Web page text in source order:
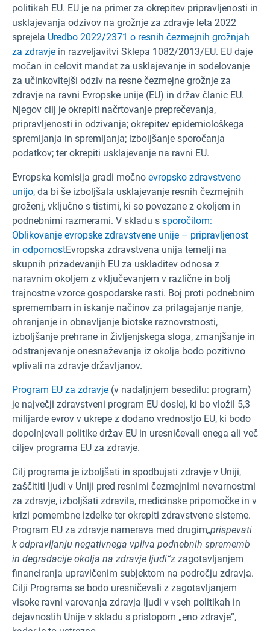
politikah EU. EU je na primer za okrepitev pripravljenosti in
usklajevanja odzivov na grožnje za zdravje leta 2022
sprejela Uredbo 2022/2371 o resnih čezmejnih grožnjah
za zdravje in razveljavitvi Sklepa 1082/2013/EU. EU daje
močan in celovit mandat za usklajevanje in sodelovanje
za učinkovitejši odziv na resne čezmejne grožnje za
zdravje na ravni Evropske unije (EU) in držav članic EU.
Njegov cilj je okrepiti načrtovanje preprečevanja,
pripravljenosti in odzivanja; okrepitev epidemiološkega
spremljanja in spremljanja; izboljšanje sporočanja
podatkov; ter okrepiti usklajevanje na ravni EU.
Evropska komisija gradi močno evropsko zdravstveno
unijo, da bi še izboljšala usklajevanje resnih čezmejnih
groženj, vključno s tistimi, ki so povezane z okoljem in
podnebnimi razmerami. V skladu s sporočilom:
Oblikovanje evropske zdravstvene unije – pripravljenost
in odpornostEvropska zdravstvena unija temelji na
skupnih prizadevanjih EU za uskladitev odnosa z
naravnim okoljem z vključevanjem v različne in bolj
trajnostne vzorce gospodarske rasti. Boj proti podnebnim
spremembam in iskanje načinov za prilagajanje nanje,
ohranjanje in obnavljanje biotske raznovrstnosti,
izboljšanje prehrane in življenjskega sloga, zmanjšanje in
odstranjevanje onesnaževanja iz okolja bodo pozitivno
vplivali na zdravje državljanov.
Program EU za zdravje (v nadaljnjem besedilu: program)
je največji zdravstveni program EU doslej, ki bo vložil 5,3
milijarde evrov v ukrepe z dodano vrednostjo EU, ki bodo
dopolnjevali politike držav EU in uresničevali enega ali več
ciljev programa EU za zdravje.
Cilj programa je izboljšati in spodbujati zdravje v Uniji,
zaščititi ljudi v Uniji pred resnimi čezmejnimi nevarnostmi
za zdravje, izboljšati zdravila, medicinske pripomočke in v
krizi pomembne izdelke ter okrepiti zdravstvene sisteme.
Program EU za zdravje namerava med drugim„prispevati
k odpravljanju negativnega vpliva podnebnih sprememb
in degradacije okolja na zdravje ljudi“z zagotavljanjem
financiranja upravičenim subjektom na področju zdravja.
Cilji Programa se bodo uresničevali z zagotavljanjem
visoke ravni varovanja zdravja ljudi v vseh politikah in
dejavnostih Unije v skladu s pristopom „eno zdravje“,